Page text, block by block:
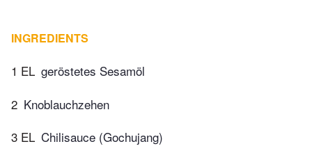
INGREDIENTS
1 EL geröstetes Sesamöl
2 Knoblauchzehen
3 EL Chilisauce (Gochujang)